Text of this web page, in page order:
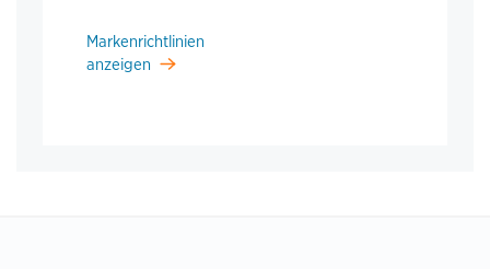
Markenrichtlinien
anzeigen